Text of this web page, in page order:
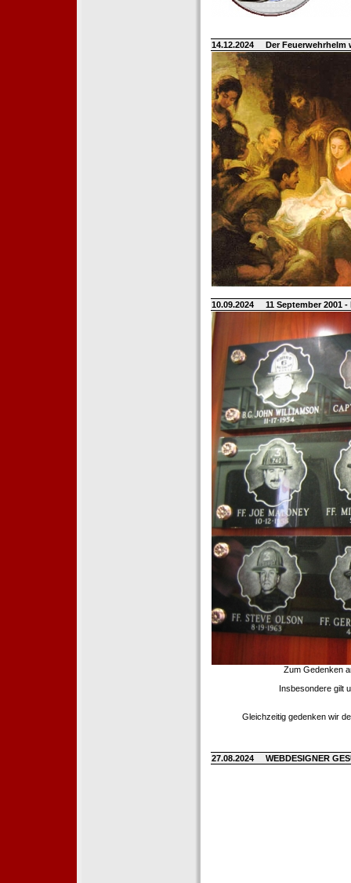
14.12.2024 Der
10.09.2024 11 September 2001
Zum Gedenken
Insbesondere gilt
Gleichzeitig gedenken wir
27.08.2024 WEBDESIGNER